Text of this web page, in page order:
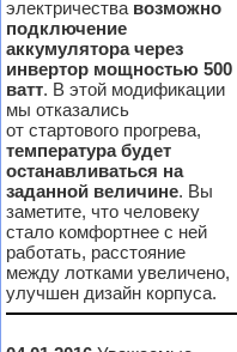
электричества возможно
подключение
аккумулятора через
инвертор мощностью 500
ватт. В этой модификации
мы отказались
от стартового прогрева,
температура будет
останавливаться на
заданной величине. Вы
заметите, что человеку
стало комфортнее с ней
работать, расстояние
между лотками увеличено,
улучшен дизайн корпуса.